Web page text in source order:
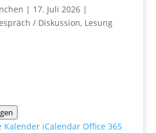
| 17. Juli 2026|
/ Diskussion, Lesung
Kalender iCalendar Office 365